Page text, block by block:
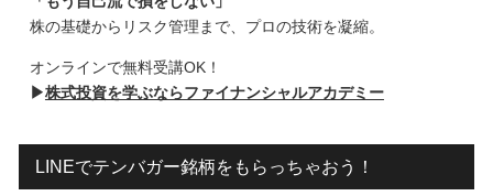
株の基礎からリスク管理まで、プロの技術を凝縮。
オンラインで無料受講OK！
▶株式投資を学ぶならファイナンシャルアカデミー
LINEでテンバガー銘柄をもらっちゃおう！